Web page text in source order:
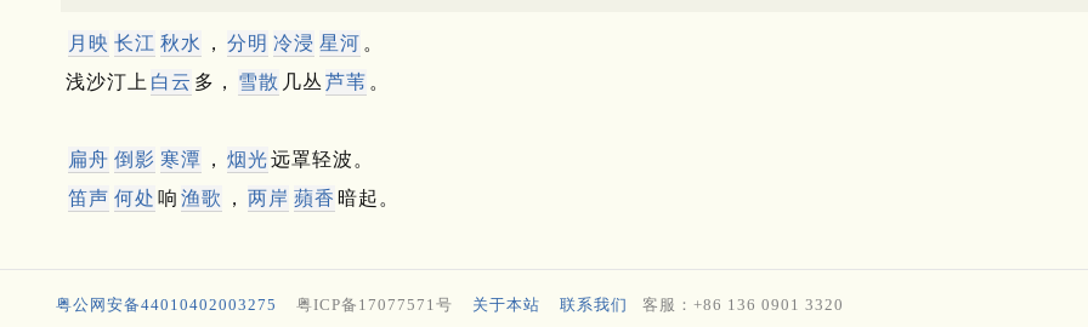
月映 长江 秋水 ， 分明 冷浸 星河 。
浅沙汀上 白云 多， 雪散 几丛 芦苇 。
扁舟 倒影 寒潭 ， 烟光远罩轻波。
笛声 何处 响 渔歌 ， 两岸 蘋香 暗起。
粤公网安备44010402003275 粤ICP备17077571号 关于本站 联系我们 客服：+86 136 0901 3320